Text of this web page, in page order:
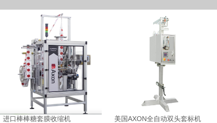
进口棒棒糖套膜收缩机 美国AXON全自动双头套标机